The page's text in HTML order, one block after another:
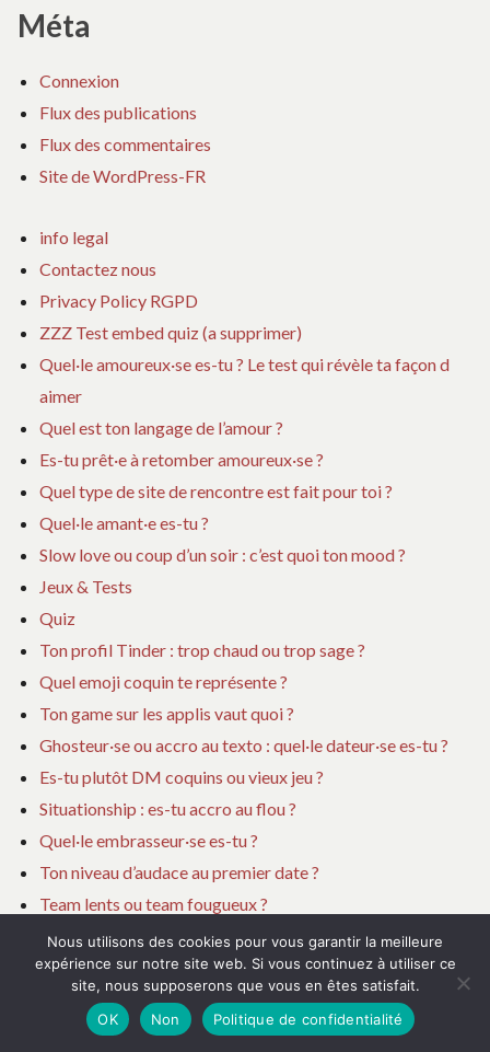
Méta
Connexion
Flux des publications
Flux des commentaires
Site de WordPress-FR
info legal
Contactez nous
Privacy Policy RGPD
ZZZ Test embed quiz (a supprimer)
Quel·le amoureux·se es-tu ? Le test qui révèle ta façon d
aimer
Quel est ton langage de l’amour ?
Es-tu prêt·e à retomber amoureux·se ?
Quel type de site de rencontre est fait pour toi ?
Quel·le amant·e es-tu ?
Slow love ou coup d’un soir : c’est quoi ton mood ?
Jeux & Tests
Quiz
Ton profil Tinder : trop chaud ou trop sage ?
Quel emoji coquin te représente ?
Ton game sur les applis vaut quoi ?
Ghosteur·se ou accro au texto : quel·le dateur·se es-tu ?
Es-tu plutôt DM coquins ou vieux jeu ?
Situationship : es-tu accro au flou ?
Quel·le embrasseur·se es-tu ?
Ton niveau d’audace au premier date ?
Team lents ou team fougueux ?
Quel·le séducteur·rice 2.0 es-tu ?
C’est quoi ton red flag sur les applis ?
Sexto : tu gères ou tu paniques ?
Es-tu du genre jaloux·se ?
Nous utilisons des cookies pour vous garantir la meilleure
expérience sur notre site web. Si vous continuez à utiliser ce
site, nous supposerons que vous en êtes satisfait.
OK
Non Politique de confidentialité